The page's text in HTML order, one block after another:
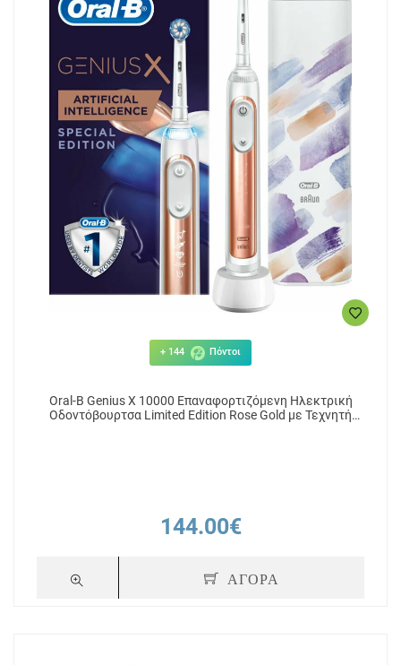
+ 144 Πόντοι
Oral-B Genius X 10000 Επαναφορτιζόμενη Ηλεκτρική
Οδοντόβουρτσα Limited Edition Rose Gold με Τεχνητή
144.00€
ΑΓΟΡΑ